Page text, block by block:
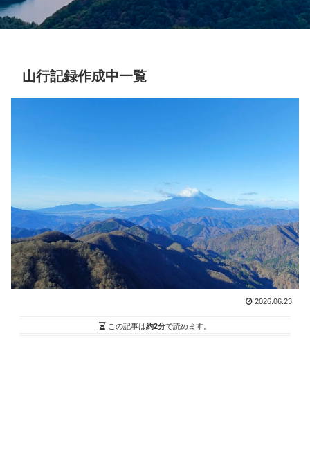
山行記録作成中一覧
2026.06.23
この記事は約2分で読めます。